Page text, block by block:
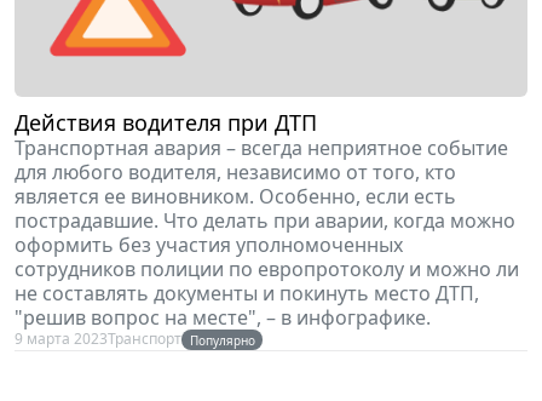
Действия водителя при ДТП
Транспортная авария – всегда неприятное событие
для любого водителя, независимо от того, кто
является ее виновником. Особенно, если есть
пострадавшие. Что делать при аварии, когда можно
оформить без участия уполномоченных
сотрудников полиции по европротоколу и можно ли
не составлять документы и покинуть место ДТП,
"решив вопрос на месте", – в инфографике.
9 марта 2023Транспорт Популярно